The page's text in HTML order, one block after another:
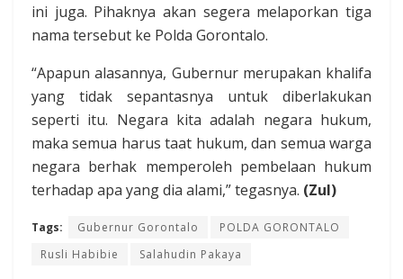
ini juga. Pihaknya akan segera melaporkan tiga
nama tersebut ke Polda Gorontalo.
“Apapun alasannya, Gubernur merupakan khalifa
yang tidak sepantasnya untuk diberlakukan
seperti itu. Negara kita adalah negara hukum,
maka semua harus taat hukum, dan semua warga
negara berhak memperoleh pembelaan hukum
terhadap apa yang dia alami,” tegasnya. (Zul)
Tags: Gubernur Gorontalo
POLDA GORONTALO
Rusli Habibie
Salahudin Pakaya